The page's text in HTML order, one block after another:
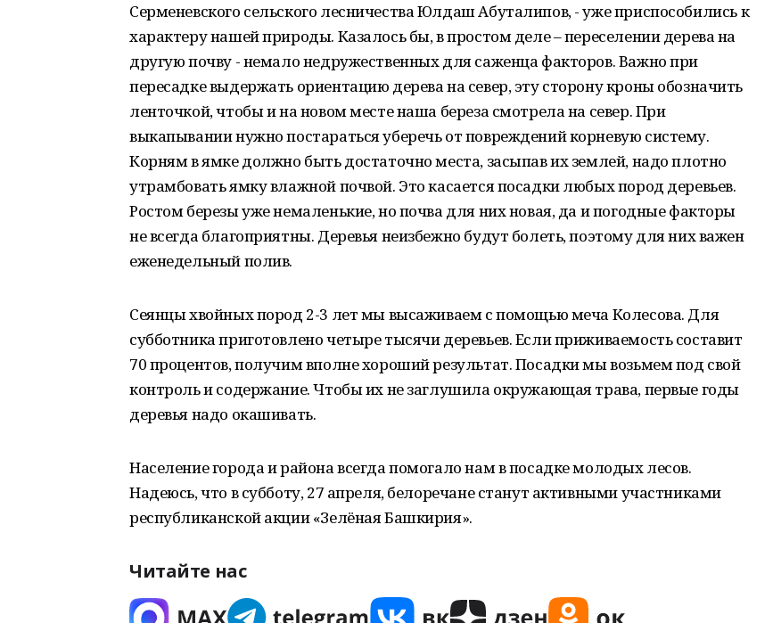
Серменевского сельского лесничества Юлдаш Абуталипов, - уже приспособились к
характеру нашей природы. Казалось бы, в простом деле – переселении дерева на
другую почву - немало недружественных для саженца факторов. Важно при
пересадке выдержать ориентацию дерева на север, эту сторону кроны обозначить
ленточкой, чтобы и на новом месте наша береза смотрела на север. При
выкапывании нужно постараться уберечь от повреждений корневую систему.
Корням в ямке должно быть достаточно места, засыпав их землей, надо плотно
утрамбовать ямку влажной почвой. Это касается посадки любых пород деревьев.
Ростом березы уже немаленькие, но почва для них новая, да и погодные факторы
не всегда благоприятны. Деревья неизбежно будут болеть, поэтому для них важен
еженедельный полив.
Сеянцы хвойных пород 2-3 лет мы высаживаем с помощью меча Колесова. Для
субботника приготовлено четыре тысячи деревьев. Если приживаемость составит
70 процентов, получим вполне хороший результат. Посадки мы возьмем под свой
контроль и содержание. Чтобы их не заглушила окружающая трава, первые годы
деревья надо окашивать.
Население города и района всегда помогало нам в посадке молодых лесов.
Надеюсь, что в субботу, 27 апреля, белоречане станут активными участниками
республиканской акции «Зелёная Башкирия».
Читайте нас